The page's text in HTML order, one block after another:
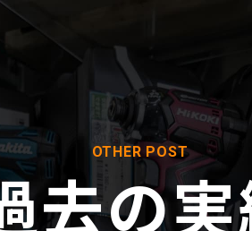
OTHER POST
去の